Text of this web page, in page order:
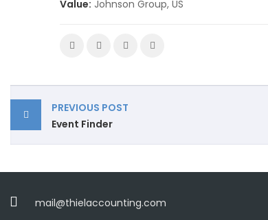
Value: Johnson Group, US
PREVIOUS POST
Event Finder
mail@thielaccounting.com